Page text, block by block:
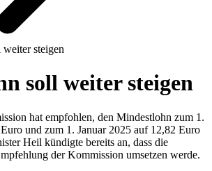
steigen
soll weiter steigen
hat empfohlen, den Mindestlohn zum 1.
und zum 1. Januar 2025 auf 12,82 Euro
Heil kündigte bereits an, dass die
der Kommission umsetzen werde.